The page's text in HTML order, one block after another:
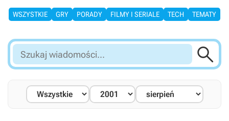
WSZYSTKIE GRY PORADY FILMY I SERIALE TECH TEMATY
Szukaj
wiadomości...
